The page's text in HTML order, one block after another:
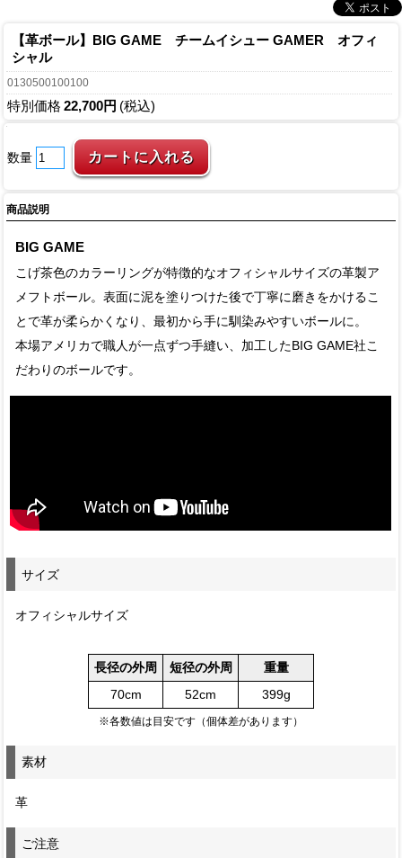
【革ボール】BIG GAME チームイシュー GAMER オフィ
シャル
0130500100100
特別価格 22,700円 (税込)
数量
商品説明
BIG GAME
こげ茶色のカラーリングが特徴的なオフィシャルサイズの革製ア
メフトボール。表面に泥を塗りつけた後で丁寧に磨きをかけるこ
とで革が柔らかくなり、最初から手に馴染みやすいボールに。
本場アメリカで職人が一点ずつ手縫い、加工したBIG GAME社こ
だわりのボールです。
サイズ
オフィシャルサイズ
長径の外周 短径の外周
重量
70cm
52cm 399g
※各数値は目安です（個体差があります）
素材
革
ご注意